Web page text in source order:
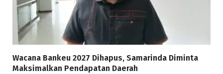
Wacana Bankeu 2027 Dihapus, Samarinda Diminta
Maksimalkan Pendapatan Daerah